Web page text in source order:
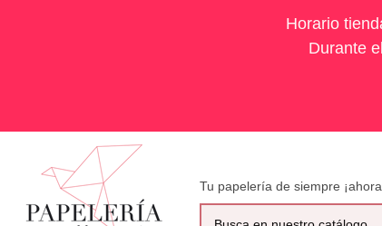
Horario
Durante
Tu papelería de siempre